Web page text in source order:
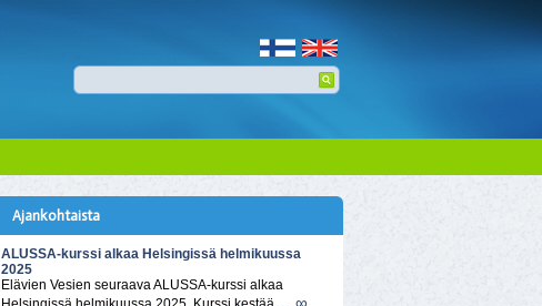
Ajankohtaista
ALUSSA-kurssi alkaa Helsingissä helmikuussa
2025
Elävien Vesien seuraava ALUSSA-kurssi alkaa
… ∞